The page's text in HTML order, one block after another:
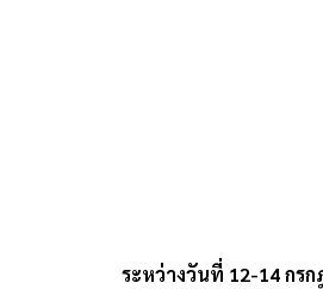
ระหว่างวันที่ 12-14 กร